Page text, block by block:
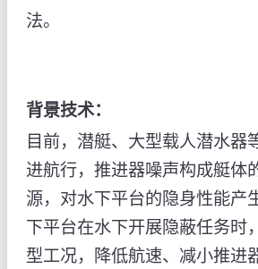
法。
背景技术：
目前，潜艇、大型载人潜水器
进航行，推进器噪声构成艇体
源，对水下平台的隐身性能产
下平台在水下开展隐蔽任务时
型工况，降低航速、减小推进